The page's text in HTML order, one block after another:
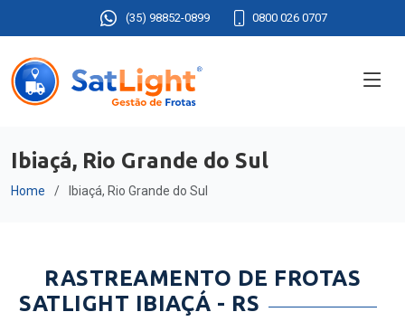
(35) 98852-0899 0800 026 0707
Ibiaçá, Rio Grande do Sul
Home Ibiaçá, Rio Grande do Sul
RASTREAMENTO DE FROTAS
SATLIGHT IBIAÇÁ - RS